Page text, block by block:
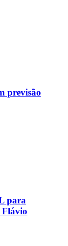
previsão
para
Flávio